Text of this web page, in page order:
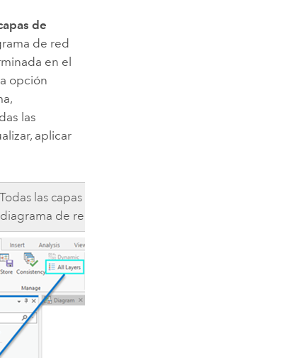
de
de red
en el
opción
las
aplicar
las capas al
de red